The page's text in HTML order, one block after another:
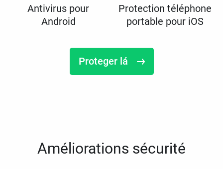
Antivirus pour
Android
Protection téléphone
portable pour iOS
Proteger lá
Améliorations sécurité